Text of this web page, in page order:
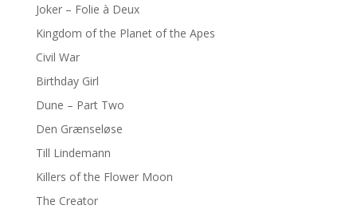
Joker – Folie à Deux
Kingdom of the Planet of the Apes
Civil War
Birthday Girl
Dune – Part Two
Den Grænseløse
Till Lindemann
Killers of the Flower Moon
The Creator